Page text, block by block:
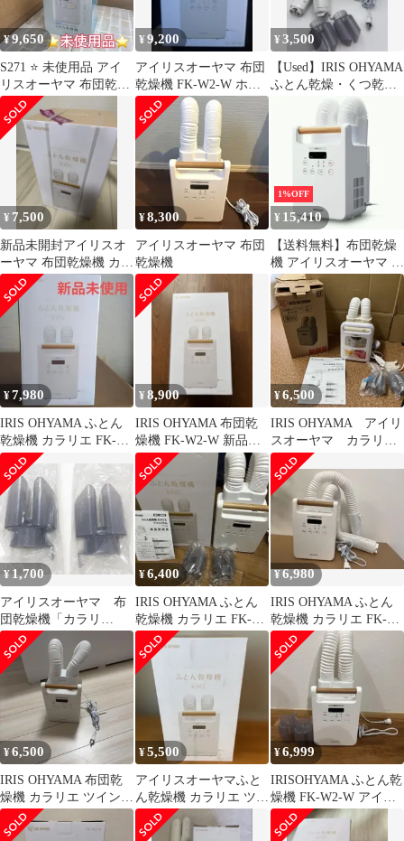
¥9,650
S271 ⭐ 未使用品 アイ
リスオーヤマ 布団乾燥
機 靴2組対応 FK-W1-
WP 22年製
¥9,200
アイリスオーヤマ 布団
乾燥機 FK-W2-W ホワ
イト
¥3,500
【Used】IRIS OHYAMA
ふとん乾燥・くつ乾燥
カラリエ ツインノズル
¥ 7,500
新品未開封アイリスオ
ーヤマ 布団乾燥機 カラ
リエ ツインノズル FK-
W2-W
¥8,300
アイリスオーヤマ 布団
乾燥機
1%OFF
¥ 15,410
【送料無料】布団乾燥
機 アイリスオーヤマ ダ
ニ退治 ツインノズル カ
ラリエ FK-W2-W ホワ
イト おしゃれ 木目調
ダニ ツイン 立体ノズル
メーカー直送 コー
ド:13215
¥7,980
IRIS OHYAMA ふとん
乾燥機 カラリエ FK-
W2-W
¥8,900
IRIS OHYAMA 布団乾
燥機 FK-W2-W 新品未
使用 箱あり
¥6,500
IRIS OHYAMA アイリ
スオーヤマ カラリエ
ツインノズル KFK-
W1
¥ 1,700
アイリスオーヤマ 布
団乾燥機「カラリ
エ」 靴乾燥用のアタ
ッチメント 2個
¥6,400
IRIS OHYAMA ふとん
乾燥機 カラリエ FK-
W2-W 本体
¥6,980
IRIS OHYAMA ふとん
乾燥機 カラリエ FK-
W2-W 本体
¥6,500
IRIS OHYAMA 布団乾
燥機 カラリエ ツインノ
ズル FK-W2-W
¥5,500
アイリスオーヤマふと
ん乾燥機 カラリエ ツイ
ンノズル FK-W2-W
¥6,999
IRISOHYAMA ふとん乾
燥機 FK-W2-W アイリ
スオーヤマ